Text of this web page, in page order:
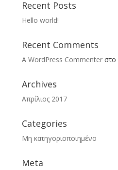
Recent Posts
Hello world!
Recent Comments
A WordPress Commenterστο
Archives
Απρίλιος 2017
Categories
Μη κατηγοριοποιημένο
Meta